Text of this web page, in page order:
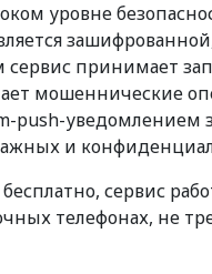
уровне
принимает
мошеннические
push-уведомлением
и
сервис
телефонах, не